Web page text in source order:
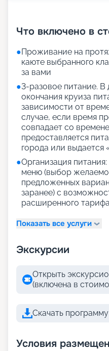
Что включено в
●Проживание на
каюте выбранного
за вами
●3-разовое питание. В
окончания круиза
зависимости от
случае, если время
совпадает со
предоставляется
города или выдается
●Организация
меню (выбор
предложенных
заранее) с
расширенного
Показать все услуги
Экскурсии
Открыть
(включена в
Скачать
Условия